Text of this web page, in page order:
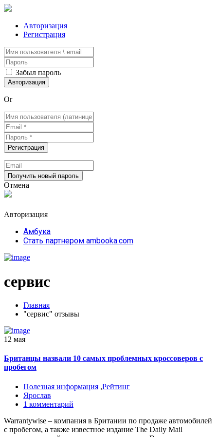
Авторизация
Регистрация
Забыл пароль
Or
Отмена
Авторизация
Амбука
Стать партнером ambooka.com
сервис
Главная
"сервис" отзывы
12 мая
Британцы назвали 10 самых проблемных кроссоверов с
пробегом
Полезная информация ,Рейтинг
Ярослав
1 комментарий
Warrantywise – компания в Британии по продаже автомобилей
с пробегом, а также известное издание The Daily Mail